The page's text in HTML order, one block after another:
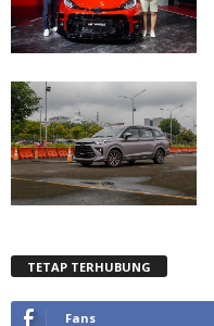
TETAP TERHUBUNG
Fans